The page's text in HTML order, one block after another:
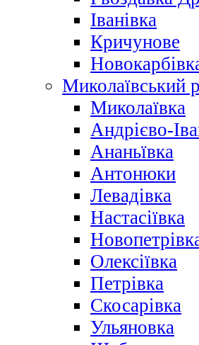
Іванівка
Кричунове
Миколаївський
Миколаївка
Андрієво-
Ананьївка
Антонюки
Левадівка
Настасіївка
Олексіївка
Петрівка
Скосарівка
Ульяновка